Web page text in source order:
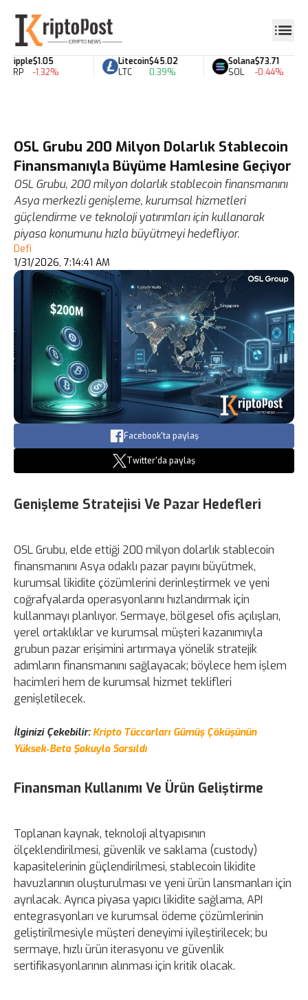
Ripple
XRP
$1.05
-1.32%
Litecoin
LTC
$45.02
0.39%
Solana
SOL
$73.71
-0.44%
OSL Grubu 200 Milyon Dolarlık Stablecoin
Finansmanıyla Büyüme Hamlesine Geçiyor
OSL Grubu, 200 milyon dolarlık stablecoin finansmanını
Asya merkezli genişleme, kurumsal hizmetleri
güçlendirme ve teknoloji yatırımları için kullanarak
piyasa konumunu hızla büyütmeyi hedefliyor.
Defi
1/31/2026, 7:14:41 AM
Facebook'ta paylaş
Twitter'da paylaş
Genişleme Stratejisi Ve Pazar Hedefleri
OSL Grubu, elde ettiği 200 milyon dolarlık stablecoin
finansmanını Asya odaklı pazar payını büyütmek,
kurumsal likidite çözümlerini derinleştirmek ve yeni
coğrafyalarda operasyonlarını hızlandırmak için
kullanmayı planlıyor. Sermaye, bölgesel ofis açılışları,
yerel ortaklıklar ve kurumsal müşteri kazanımıyla
grubun pazar erişimini artırmaya yönelik stratejik
adımların finansmanını sağlayacak; böylece hem işlem
hacimleri hem de kurumsal hizmet teklifleri
genişletilecek.
İlginizi Çekebilir: Kripto Tüccarları Gümüş Çöküşünün
Yüksek‑Beta Şokuyla Sarsıldı
Finansman Kullanımı Ve Ürün Geliştirme
Toplanan kaynak, teknoloji altyapısının
ölçeklendirilmesi, güvenlik ve saklama (custody)
kapasitelerinin güçlendirilmesi, stablecoin likidite
havuzlarının oluşturulması ve yeni ürün lansmanları için
ayrılacak. Ayrıca piyasa yapıcı likidite sağlama, API
entegrasyonları ve kurumsal ödeme çözümlerinin
geliştirilmesiyle müşteri deneyimi iyileştirilecek; bu
sermaye, hızlı ürün iterasyonu ve güvenlik
sertifikasyonlarının alınması için kritik olacak.